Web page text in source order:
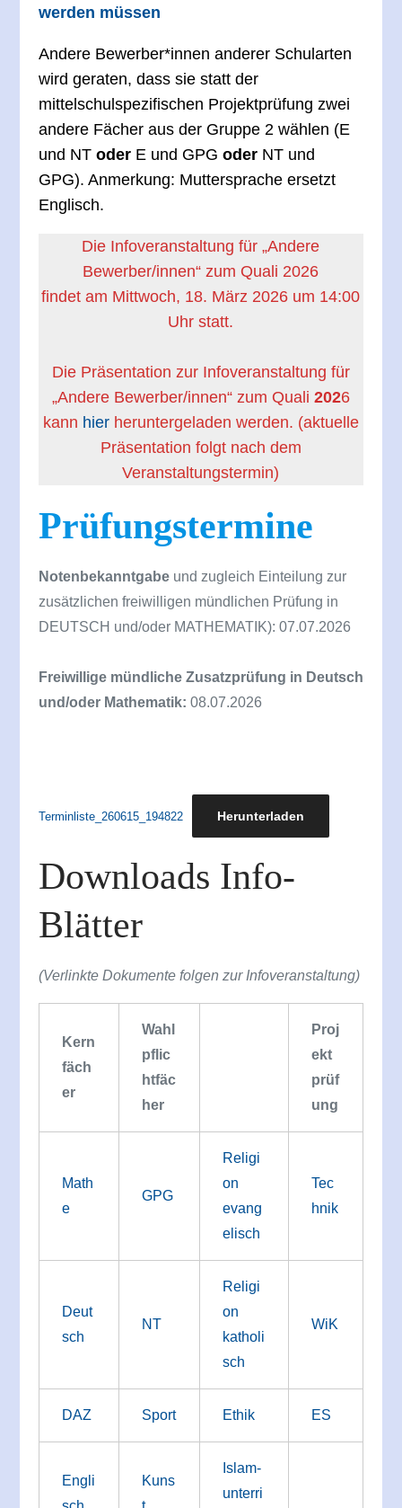
werden müssen
Andere Bewerber*innen anderer Schularten
wird geraten, dass sie statt der
mittelschulspezifischen Projektprüfung zwei
andere Fächer aus der Gruppe 2 wählen (E
und NT oder E und GPG oder NT und
GPG). Anmerkung: Muttersprache ersetzt
Englisch.
Die Infoveranstaltungfür „Andere
Bewerber/innen“ zum Quali 2026
findet am Mittwoch, 18. März 2026 um 14:00
Uhr statt.
Die Präsentation zur Infoveranstaltung für
„Andere Bewerber/innen“ zum Quali 2026
kann hier heruntergeladen werden. (aktuelle
Präsentation folgt nach dem
Veranstaltungstermin)
Prüfungstermine
Notenbekanntgabeund zugleich Einteilung zur
zusätzlichen freiwilligen mündlichen Prüfung in
DEUTSCH und/oder MATHEMATIK): 07.07.2026
Freiwillige mündliche Zusatzprüfung in Deutsch
und/oder Mathematik: 08.07.2026
Terminliste_260615_194822 Herunterladen
Downloads Info-
Blätter
(Verlinkte Dokumente folgen zur Infoveranstaltung)
Kern
fäch
er
Wahl
pflic
htfäc
her
Proj
ekt
prüf
ung
Math
e
GPG
Religi
on
evang
elisch
Tec
hnik
Deut
sch
NT
Religi
on
katholi
sch
WiK
DAZ Sport Ethik ES
Engli
Kuns
Islam-
unterri